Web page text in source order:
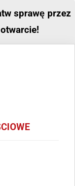
sprawę przez